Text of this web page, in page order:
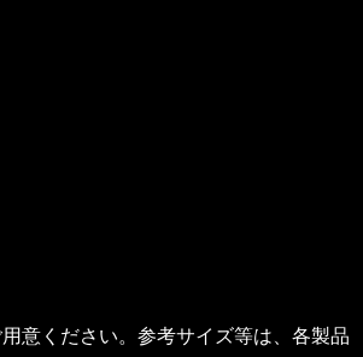
意ください。参考サイズ等は、各製品